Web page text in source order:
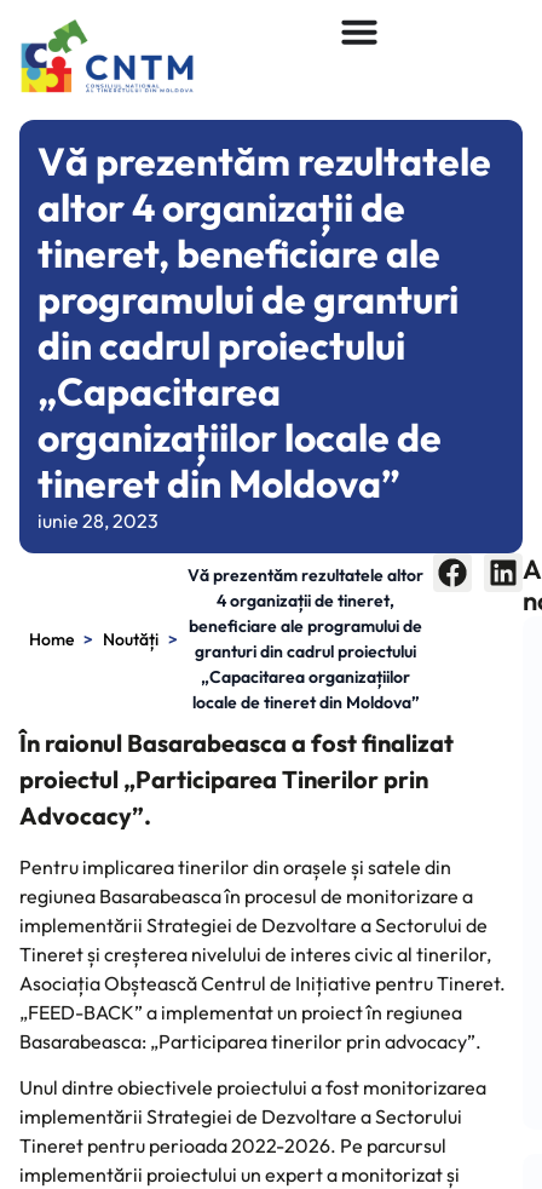
Vă prezentăm rezultatele
altor 4 organizații de
tineret, beneficiare ale
programului de granturi
din cadrul proiectului
„Capacitarea
organizațiilor locale de
tineret din Moldova”
iunie 28, 2023
Home > Noutăți >
Vă prezentăm rezultatele altor
4 organizații de tineret,
beneficiare ale programului de
granturi din cadrul proiectului
„Capacitarea organizațiilor
locale de tineret din Moldova”
În raionul Basarabeasca a fost finalizat
proiectul „Participarea Tinerilor prin
Advocacy”.
Pentru implicarea tinerilor din orașele și satele din
regiunea Basarabeasca în procesul de monitorizare a
implementării Strategiei de Dezvoltare a Sectorului de
Tineret și creșterea nivelului de interes civic al tinerilor,
Asociația Obștească Centrul de Inițiative pentru Tineret.
„FEED-BACK” a implementat un proiect în regiunea
Basarabeasca: „Participarea tinerilor prin advocacy”.
Unul dintre obiectivele proiectului a fost monitorizarea
implementării Strategiei de Dezvoltare a Sectorului
Tineret pentru perioada 2022-2026. Pe parcursul
implementării proiectului un expert a monitorizat și